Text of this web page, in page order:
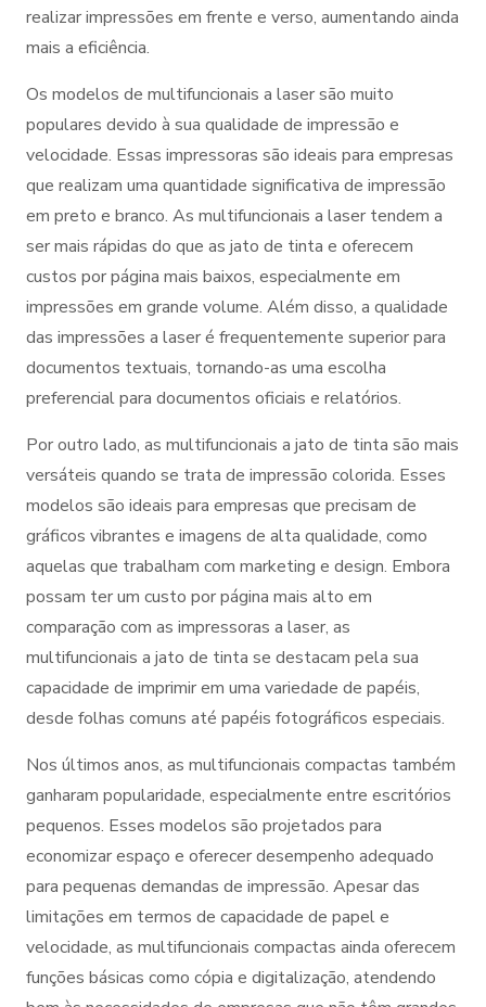
realizar impressões em frente e verso, aumentando ainda
mais a eficiência.
Os modelos de multifuncionais a laser são muito
populares devido à sua qualidade de impressão e
velocidade. Essas impressoras são ideais para empresas
que realizam uma quantidade significativa de impressão
em preto e branco. As multifuncionais a laser tendem a
ser mais rápidas do que as jato de tinta e oferecem
custos por página mais baixos, especialmente em
impressões em grande volume. Além disso, a qualidade
das impressões a laser é frequentemente superior para
documentos textuais, tornando-as uma escolha
preferencial para documentos oficiais e relatórios.
Por outro lado, as multifuncionais a jato de tinta são mais
versáteis quando se trata de impressão colorida. Esses
modelos são ideais para empresas que precisam de
gráficos vibrantes e imagens de alta qualidade, como
aquelas que trabalham com marketing e design. Embora
possam ter um custo por página mais alto em
comparação com as impressoras a laser, as
multifuncionais a jato de tinta se destacam pela sua
capacidade de imprimir em uma variedade de papéis,
desde folhas comuns até papéis fotográficos especiais.
Nos últimos anos, as multifuncionais compactas também
ganharam popularidade, especialmente entre escritórios
pequenos. Esses modelos são projetados para
economizar espaço e oferecer desempenho adequado
para pequenas demandas de impressão. Apesar das
limitações em termos de capacidade de papel e
velocidade, as multifuncionais compactas ainda oferecem
funções básicas como cópia e digitalização, atendendo